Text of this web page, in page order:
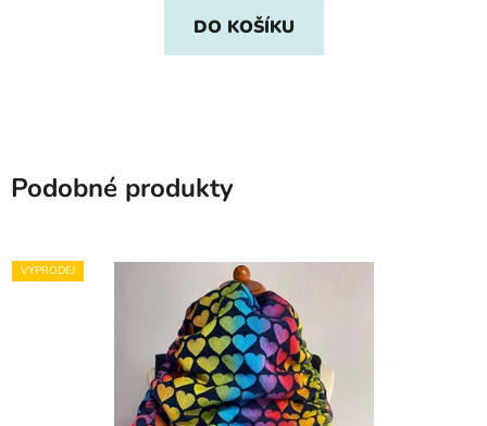
DO KOŠÍKU
Podobné produkty
VÝPRODEJ